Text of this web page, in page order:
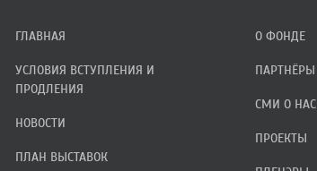
ГЛАВНАЯ
УСЛОВИЯ ВСТУПЛЕНИЯ И
ПРОДЛЕНИЯ
НОВОСТИ
ПЛАН ВЫСТАВОК
О ФОНДЕ
ПАРТНЁРЫ
СМИ О НАС
ПРОЕКТЫ